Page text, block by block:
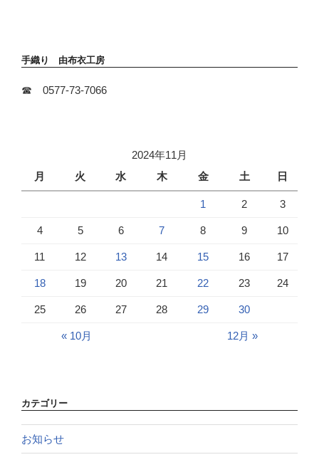
手織り 由布衣工房
☎ 0577-73-7066
2024年11月
月
火 水 木 金 土 日
1 2 3
4 5 6 7 8 9 10
11 12 13 14 15 16 17
18 19 20 21 22 23 24
25 26 27 28 29 30
« 10月 12月 »
カテゴリー
お知らせ